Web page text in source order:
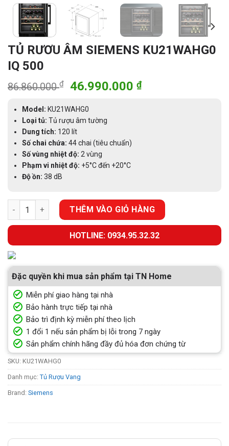
TỦ RƯƠU ÂM SIEMENS KU21WAHG0
IQ 500
86.860.000₫
Giá
là:
86.860.000 ₫.
46.990.000 ₫Giá
Model: KU21WAHG0
Loại tủ: Tủ rượu âm tường
Dung tích: 120 lít
Số chai chứa: 44 chai (tiêu chuẩn)
Số vùng nhiệt độ: 2 vùng
Phạm vi nhiệt độ: +5°C đến +20°C
Độ ồn: 38 dB
TỦ RƯƠU ÂM SIEMENS KU21WAHG0 IQ 500 số lượng
THÊM VÀO GIỎ HÀNG
HOTLINE: 0934.95.32.32
Đặc quyền khi mua sản phẩm tại TN Home
Miễn phí giao hàng tại nhà
Bảo hành trực tiếp tại nhà
Bảo trì định kỳ miễn phí theo lịch
1 đổi 1 nếu sản phẩm bị lỗi trong 7 ngày
Sản phẩm chính hãng đầy đủ hóa đơn chứng từ
SKU: KU21WAHG0
Danh mục: Tủ Rượu Vang
Brand: Siemens